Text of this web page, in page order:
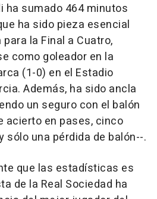
ha sumado 464 minutos
ha sido pieza esencial
la Final a Cuatro,
como goleador en la
(1-0) en el Estadio
Además, ha sido ancla
un seguro con el balón
acierto en pases, cinco
sólo una pérdida de balón--.
que las estadísticas es
de la Real Sociedad ha